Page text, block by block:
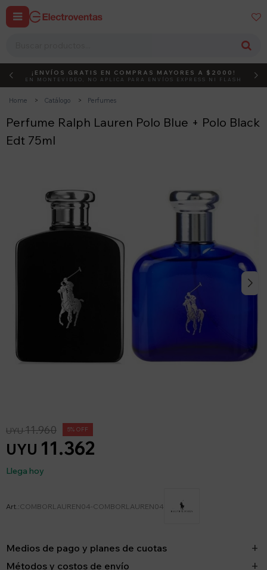
 
DEBUT ACTIVÁ EL CÓDIGO
¡ENVÍOS GRATIS EN COMPRAS MAYORES A $2000!
EN MONTEVIDEO, NO APLICA PARA ENVÍOS EXPRESS NI FLASH
Home Catálogo Perfumes
Perfume Ralph Lauren Polo Blue + Polo Black
Edt 75ml
UYU 11.362
UYU11.960 5
Llega hoy
COMBORLAUREN04-COMBORLAUREN04
Medios de pago y planes de cuotas
Métodos y costos de envío